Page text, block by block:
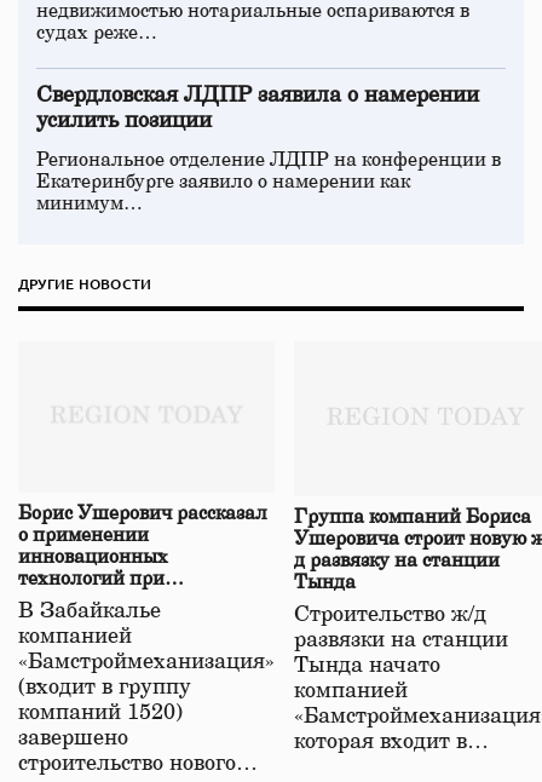
недвижимостью нотариальные оспариваются в
судах реже…
Свердловская ЛДПР заявила о намерении
усилить позиции
Региональное отделение ЛДПР на конференции в
Екатеринбурге заявило о намерении как
минимум…
ДРУГИЕ НОВОСТИ
Борис Ушерович рассказал
о применении
инновационных
технологий при
строительстве нового моста
в Забайкалье
В Забайкалье
компанией
«Бамстроймеханизация»
(входит в группу
компаний 1520)
завершено
строительство нового…
Группа компаний Бориса
Ушеровича строит новую
д развязку на станции
Тында
Строительство ж/д
развязки на станции
Тында начато
компанией
которая входит в…